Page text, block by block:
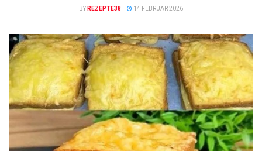
BY REZEPTE38 14 FEBRUAR 2026